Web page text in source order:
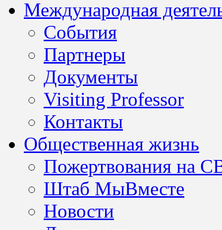
Международная
События
Партнеры
Документы
Visiting Professor
Контакты
Общественная жизнь
Пожертвования на
Штаб МыВместе
Новости